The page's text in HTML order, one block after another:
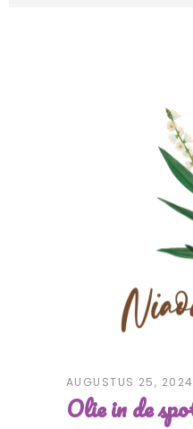
AUGUSTUS 25, 2024
Olie in de